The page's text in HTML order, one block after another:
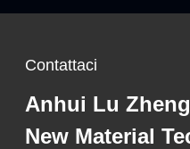
Contattaci
Anhui Lu
New Material